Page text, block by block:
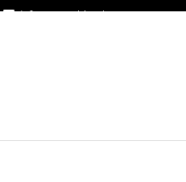
info@streckkodscenter.se